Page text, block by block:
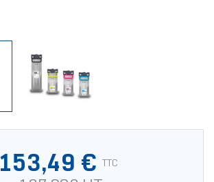
153,49 € TTC